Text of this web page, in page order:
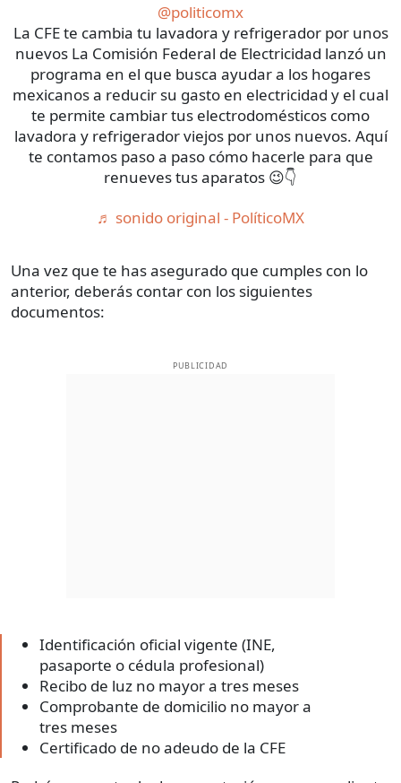
@politicomx
La CFE te cambia tu lavadora y refrigerador por unos
nuevos La Comisión Federal de Electricidad lanzó un
programa en el que busca ayudar a los hogares
mexicanos a reducir su gasto en electricidad y el cual
te permite cambiar tus electrodomésticos como
lavadora y refrigerador viejos por unos nuevos. Aquí
te contamos paso a paso cómo hacerle para que
renueves tus aparatos 😉👇
♬ sonido original - PolíticoMX
Una vez que te has asegurado que cumples con lo
anterior, deberás contar con los siguientes
documentos:
PUBLICIDAD
Identificación oficial vigente (INE,
pasaporte o cédula profesional)
Recibo de luz no mayor a tres meses
Comprobante de domicilio no mayor a
tres meses
Certificado de no adeudo de la CFE